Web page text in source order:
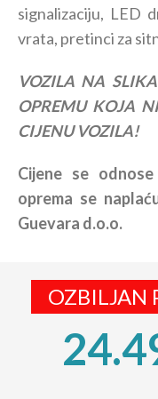
signalizaciju, LED
vrata, pretinci za
VOZILA NA
OPREMU KOJA
CIJENU VOZILA!
Cijene se
oprema se
Guevara d.o.o.
OZBILJAN